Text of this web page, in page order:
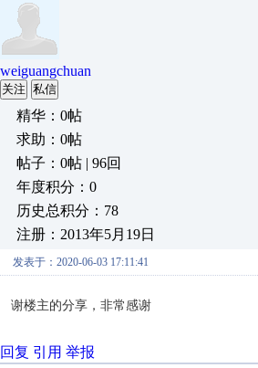
weiguangchuan
关注 私信
精华：0帖
求助：0帖
帖子：0帖 | 96回
年度积分：0
历史总积分：78
注册：2013年5月19日
发表于：2020-06-03 17:11:41
谢楼主的分享，非常感谢
回复 引用 举报